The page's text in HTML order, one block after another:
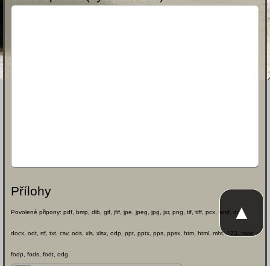
Přílohy
Povolené připony: pdf, bmp, dib, gif, jfif, jpe, jpeg, jpg, jxr, png, tif, tiff, pcx, wmf, doc,
docx, odt, rtf, txt, csv, ods, xls, xlsx, odp, ppt, pptx, pps, ppsx, htm, html, mht, 123, fodg,
fodp, fods, fodt, odg
▲